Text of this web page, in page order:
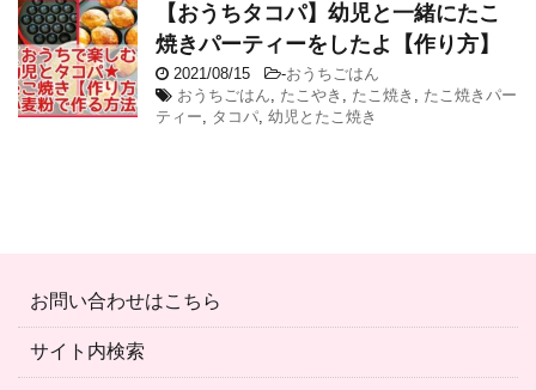
【おうちタコパ】幼児と一緒にたこ
焼きパーティーをしたよ【作り方】
2021/08/15 -おうちごはん
おうちごはん, たこやき , たこ焼き , たこ焼きパー
ティー, タコパ, 幼児とたこ焼き
お問い合わせはこちら
サイト内検索